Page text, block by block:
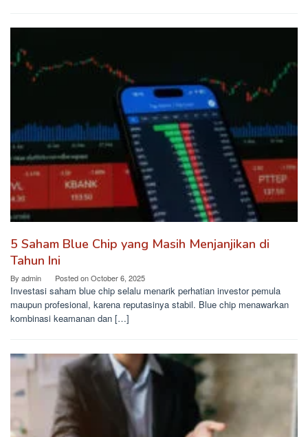
5 Saham Blue Chip yang Masih Menjanjikan di
Tahun Ini
By admin Posted onOctober 6, 2025
Investasi saham blue chip selalu menarik perhatian investor pemula
maupun profesional, karena reputasinya stabil. Blue chip menawarkan
kombinasi keamanan dan […]